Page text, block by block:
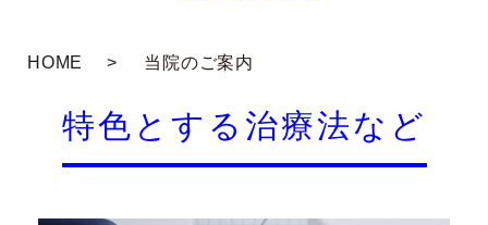
HOME 当院のご案内
特色とする治療法など